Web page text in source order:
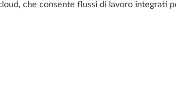
che consente flussi di lavoro integrati